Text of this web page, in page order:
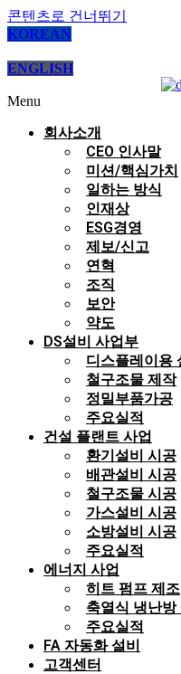
콘텐츠로 건너뛰기
KOREAN
ENGLISH
Menu
회사소개
CEO 인사말
미션/핵심가치
일하는 방식
인재상
ESG경영
제보/신고
연혁
조직
보안
약도
DS설비 사업부
디스플레이용
철구조물 제작
정밀부품가공
주요실적
건설 플랜트 사업
환기설비 시공
배관설비 시공
철구조물 시공
가스설비 시공
소방설비 시공
주요실적
에너지 사업
히트 펌프 제조
축열식 냉난방
주요실적
FA 자동화 설비
고객센터